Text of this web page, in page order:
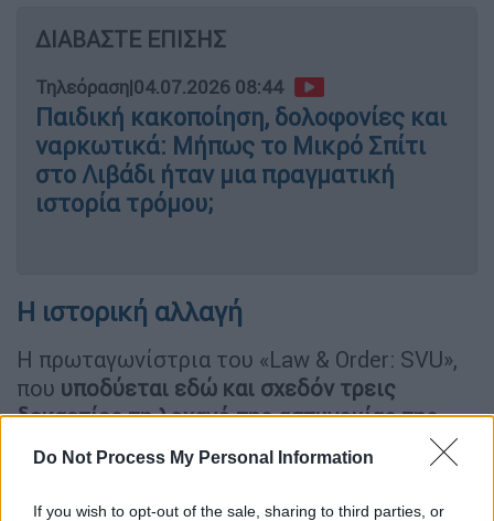
Do Not Process My Personal Information
If you wish to opt-out of the sale, sharing to third parties, or
ΔΙΑΒΑΣΤΕ ΕΠΙΣΗΣ
Τηλεόραση|04.07.2026 08:44
Παιδική κακοποίηση, δολοφονίες και
ναρκωτικά: Μήπως το Μικρό Σπίτι
στο Λιβάδι ήταν μια πραγματική
ιστορία τρόμου;
Η ιστορική αλλαγή
Η πρωταγωνίστρια του «Law & Order: SVU»,
που υποδύεται εδώ και σχεδόν τρεις
δεκαετίες τη λοχαγό της αστυνομίας της
Νέας Υόρκης
, Ολίβια Μπένσον, δήλωσε
ιδιαίτερα συγκινημένη για τη νέα αυτή
πρόκληση.